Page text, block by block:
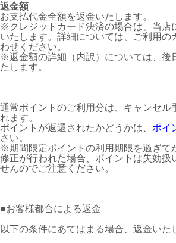
返金額
お支払代金全額を返金いたします。
※クレジットカード決済の場合は、当店
いたします。詳細については、ご利用の
わせください。
※返金額の詳細（内訳）については、後
たします。
通常ポイントのご利用分は、キャンセル
れます。
ポイントが返還されたかどうかは、 ポイ
さい。
※期間限定ポイントの利用期限を過ぎて
修正が行われた場合、ポイントは失効扱
せんのでご注意ください。
■お客様都合による返金
以下の条件にあてはまる場合、返金いた